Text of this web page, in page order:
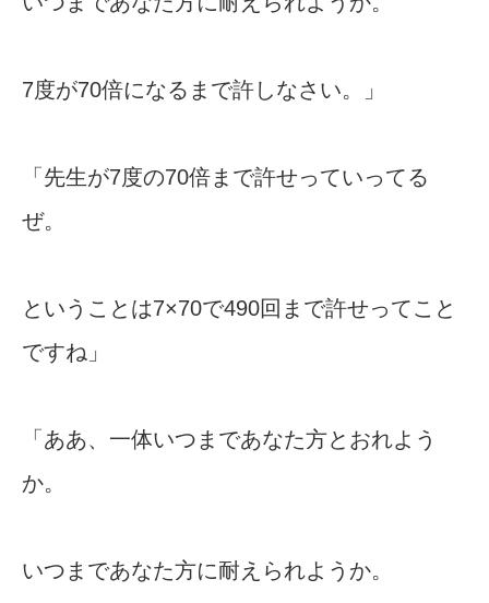
7度が70倍になるまで許しなさい。」
「先生が7度の70倍まで許せっていってる
ぜ。
ということは7×70で490回まで許せってこと
ですね」
「ああ、一体いつまであなた方とおれよう
か。
いつまであなた方に耐えられようか。